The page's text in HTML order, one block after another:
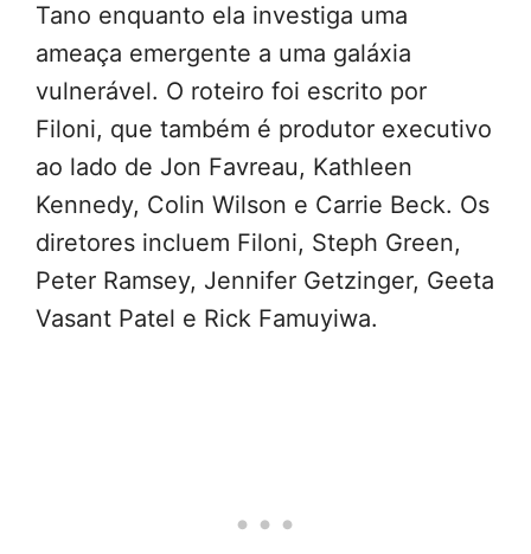
Tano enquanto ela investiga uma
ameaça emergente a uma galáxia
vulnerável. O roteiro foi escrito por
Filoni, que também é produtor executivo
ao lado de Jon Favreau, Kathleen
Kennedy, Colin Wilson e Carrie Beck. Os
diretores incluem Filoni, Steph Green,
Peter Ramsey, Jennifer Getzinger, Geeta
Vasant Patel e Rick Famuyiwa.